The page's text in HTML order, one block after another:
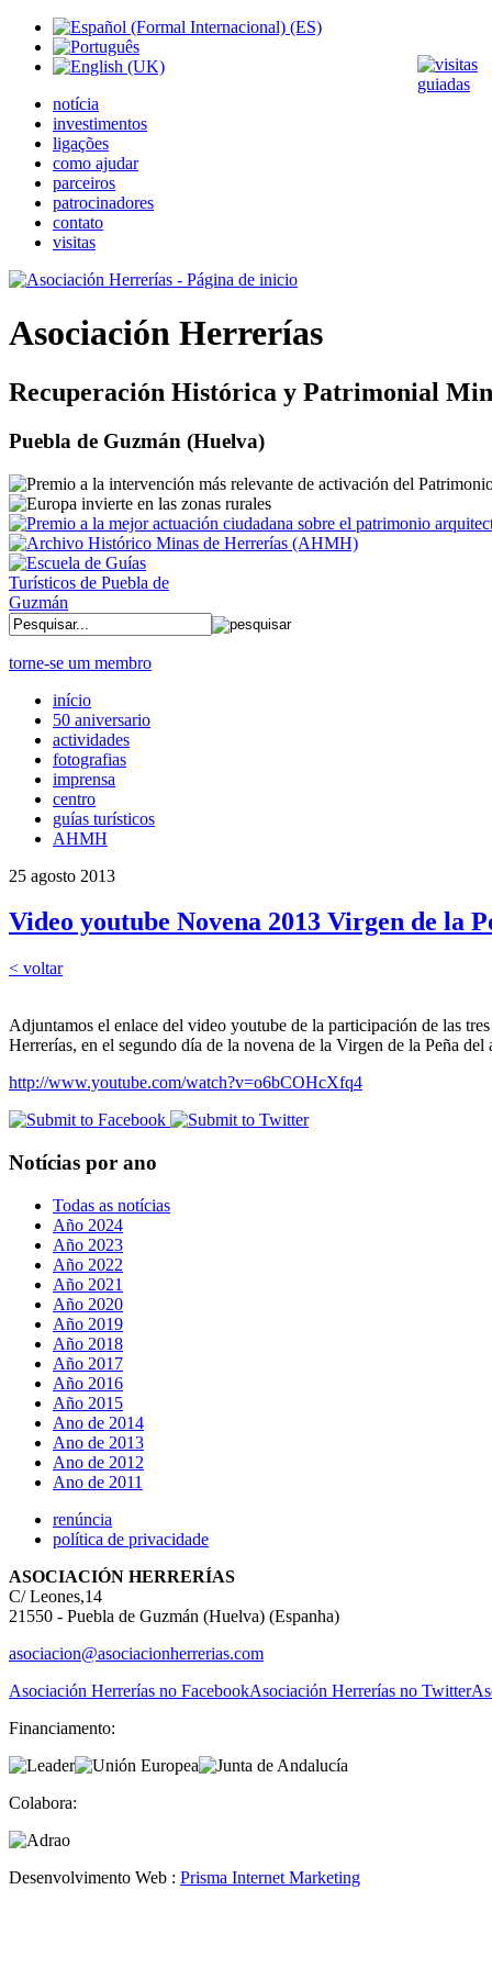
notícia
investimentos
ligações
como ajudar
parceiros
patrocinadores
contato
visitas
Asociación Herrerías
Recuperación Histórica y Patrimonial
Puebla de Guzmán (Huelva)
torne-se um membro
início
50 aniversario
actividades
fotografias
imprensa
centro
guías turísticos
AHMH
25 agosto 2013
Video youtube Novena 2013 Virgen de la
< voltar
Adjuntamos el enlace del video youtube de la participación de las
Herrerías, en el segundo día de la novena de la Virgen de la Peña del
http://www.youtube.com/watch?v=o6bCOHcXfq4
Notícias por ano
Todas as notícias
Año 2024
Año 2023
Año 2022
Año 2021
Año 2020
Año 2019
Año 2018
Año 2017
Año 2016
Año 2015
Ano de 2014
Ano de 2013
Ano de 2012
Ano de 2011
renúncia
política de privacidade
ASOCIACIÓN HERRERÍAS
C/ Leones,14
21550 - Puebla de Guzmán (Huelva) (Espanha)
asociacion@asociacionherrerias.com
Asociación Herrerías no FacebookAsociación Herrerías no Twitter
Financiamento:
Colabora:
Desenvolvimento Web : Prisma Internet Marketing